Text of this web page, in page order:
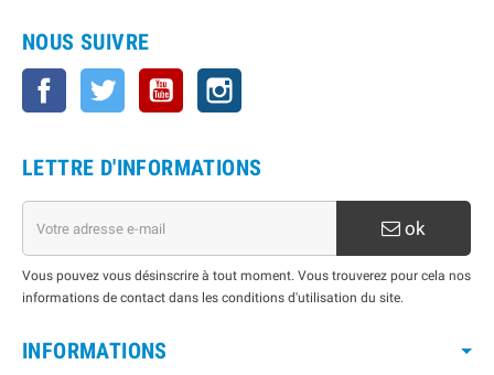
NOUS SUIVRE
Facebook Twitter YouTube
LETTRE D'INFORMATIONS
ok
Vous pouvez vous désinscrire à tout moment. Vous trouverez pour cela nos
informations de contact dans les conditions d'utilisation du site.
INFORMATIONS